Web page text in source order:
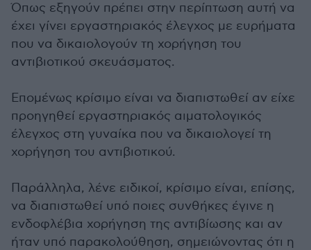
Όπως εξηγούν πρέπει στην περίπτωση αυτή να
έχει γίνει εργαστηριακός έλεγχος με ευρήματα
που να δικαιολογούν τη χορήγηση του
αντιβιοτικού σκευάσματος.
Επομένως κρίσιμο είναι να διαπιστωθεί αν είχε
προηγηθεί εργαστηριακός αιματολογικός
έλεγχος στη γυναίκα που να δικαιολογεί τη
χορήγηση του αντιβιοτικού.
Παράλληλα, λένε ειδικοί, κρίσιμο είναι, επίσης,
να διαπιστωθεί υπό ποιες συνθήκες έγινε η
ενδοφλέβια χορήγηση της αντιβίωσης και αν
ήταν υπό παρακολούθηση, σημειώνοντας ότι η